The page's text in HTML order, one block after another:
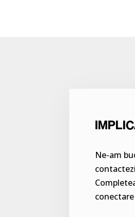
Ne-am